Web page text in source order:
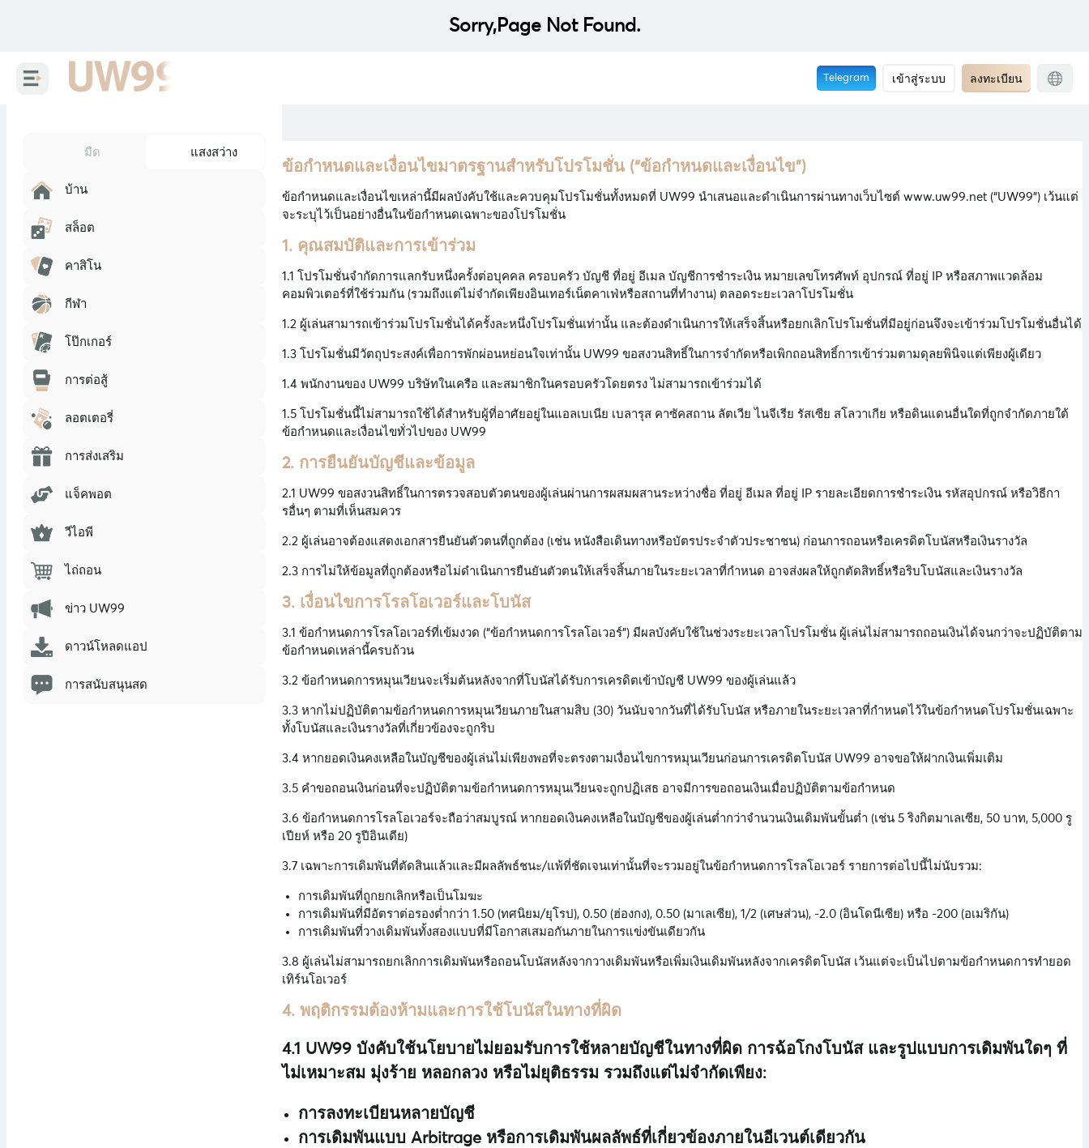
Sorry,Page Not Found.
Telegram เข้าสู่ระบบ ลงทะเบียน
มืด แสงสว่าง
บ้าน
สล็อต
คาสิโน
กีฬา
โป๊กเกอร์
การต่อสู้
ลอตเตอรี่
การส่งเสริม
แจ็คพอต
วีไอพี
ไถ่ถอน
ข่าว UW99
ดาวน์โหลดแอป
การสนับสนุนสด
ข้อกำหนดและเงื่อนไขมาตรฐานสำหรับโปรโมชั่น (“ข้อกำหนดและเงื่อนไข”)
ข้อกำหนดและเงื่อนไขเหล่านี้มีผลบังคับใช้และควบคุมโปรโมชั่นทั้งหมดที่ UW99 นำเสนอและดำเนินการผ่านทางเว็บไซต์ www.uw99.net (“UW99”) เว้นแต่
จะระบุไว้เป็นอย่างอื่นในข้อกำหนดเฉพาะของโปรโมชั่น
1. คุณสมบัติและการเข้าร่วม
1.1 โปรโมชั่นจำกัดการแลกรับหนึ่งครั้งต่อบุคคล ครอบครัว บัญชี ที่อยู่ อีเมล บัญชีการชำระเงิน หมายเลขโทรศัพท์ อุปกรณ์ ที่อยู่ IP หรือสภาพแวดล้อม
คอมพิวเตอร์ที่ใช้ร่วมกัน (รวมถึงแต่ไม่จำกัดเพียงอินเทอร์เน็ตคาเฟ่หรือสถานที่ทำงาน) ตลอดระยะเวลาโปรโมชั่น
1.2 ผู้เล่นสามารถเข้าร่วมโปรโมชั่นได้ครั้งละหนึ่งโปรโมชั่นเท่านั้น และต้องดำเนินการให้เสร็จสิ้นหรือยกเลิกโปรโมชั่นที่มีอยู่ก่อนจึงจะเข้าร่วมโปรโมชั่นอื่นได้
1.3 โปรโมชั่นมีวัตถุประสงค์เพื่อการพักผ่อนหย่อนใจเท่านั้น UW99 ขอสงวนสิทธิ์ในการจำกัดหรือเพิกถอนสิทธิ์การเข้าร่วมตามดุลยพินิจแต่เพียงผู้เดียว
1.4 พนักงานของ UW99 บริษัทในเครือ และสมาชิกในครอบครัวโดยตรง ไม่สามารถเข้าร่วมได้
1.5 โปรโมชั่นนี้ไม่สามารถใช้ได้สำหรับผู้ที่อาศัยอยู่ในแอลเบเนีย เบลารุส คาซัคสถาน ลัตเวีย ไนจีเรีย รัสเซีย สโลวาเกีย หรือดินแดนอื่นใดที่ถูกจำกัดภายใต้
ข้อกำหนดและเงื่อนไขทั่วไปของ UW99
2. การยืนยันบัญชีและข้อมูล
2.1 UW99 ขอสงวนสิทธิ์ในการตรวจสอบตัวตนของผู้เล่นผ่านการผสมผสานระหว่างชื่อ ที่อยู่ อีเมล ที่อยู่ IP รายละเอียดการชำระเงิน รหัสอุปกรณ์ หรือวิธีกา
รอื่นๆ ตามที่เห็นสมควร
2.2 ผู้เล่นอาจต้องแสดงเอกสารยืนยันตัวตนที่ถูกต้อง (เช่น หนังสือเดินทางหรือบัตรประจำตัวประชาชน) ก่อนการถอนหรือเครดิตโบนัสหรือเงินรางวัล
2.3 การไม่ให้ข้อมูลที่ถูกต้องหรือไม่ดำเนินการยืนยันตัวตนให้เสร็จสิ้นภายในระยะเวลาที่กำหนด อาจส่งผลให้ถูกตัดสิทธิ์หรือริบโบนัสและเงินรางวัล
3. เงื่อนไขการโรลโอเวอร์และโบนัส
3.1 ข้อกำหนดการโรลโอเวอร์ที่เข้มงวด (“ข้อกำหนดการโรลโอเวอร์”) มีผลบังคับใช้ในช่วงระยะเวลาโปรโมชั่น ผู้เล่นไม่สามารถถอนเงินได้จนกว่าจะปฏิบัติตาม
ข้อกำหนดเหล่านี้ครบถ้วน
3.2 ข้อกำหนดการหมุนเวียนจะเริ่มต้นหลังจากที่โบนัสได้รับการเครดิตเข้าบัญชี UW99 ของผู้เล่นแล้ว
3.3 หากไม่ปฏิบัติตามข้อกำหนดการหมุนเวียนภายในสามสิบ (30) วันนับจากวันที่ได้รับโบนัส หรือภายในระยะเวลาที่กำหนดไว้ในข้อกำหนดโปรโมชั่นเฉพาะ
ทั้งโบนัสและเงินรางวัลที่เกี่ยวข้องจะถูกริบ
3.4 หากยอดเงินคงเหลือในบัญชีของผู้เล่นไม่เพียงพอที่จะตรงตามเงื่อนไขการหมุนเวียนก่อนการเครดิตโบนัส UW99 อาจขอให้ฝากเงินเพิ่มเติม
3.5 คำขอถอนเงินก่อนที่จะปฏิบัติตามข้อกำหนดการหมุนเวียนจะถูกปฏิเสธ อาจมีการขอถอนเงินเมื่อปฏิบัติตามข้อกำหนด
3.6 ข้อกำหนดการโรลโอเวอร์จะถือว่าสมบูรณ์ หากยอดเงินคงเหลือในบัญชีของผู้เล่นต่ำกว่าจำนวนเงินเดิมพันขั้นต่ำ (เช่น 5 ริงกิตมาเลเซีย, 50 บาท, 5,000 รู
เปียห์ หรือ 20 รูปีอินเดีย)
3.7 เฉพาะการเดิมพันที่ตัดสินแล้วและมีผลลัพธ์ชนะ/แพ้ที่ชัดเจนเท่านั้นที่จะรวมอยู่ในข้อกำหนดการโรลโอเวอร์ รายการต่อไปนี้ไม่นับรวม:
การเดิมพันที่ถูกยกเลิกหรือเป็นโมฆะ
การเดิมพันที่มีอัตราต่อรองต่ำกว่า 1.50 (ทศนิยม/ยุโรป), 0.50 (ฮ่องกง), 0.50 (มาเลเซีย), 1/2 (เศษส่วน), -2.0 (อินโดนีเซีย) หรือ -200 (อเมริกัน)
การเดิมพันที่วางเดิมพันทั้งสองแบบที่มีโอกาสเสมอกันภายในการแข่งขันเดียวกัน
3.8 ผู้เล่นไม่สามารถยกเลิกการเดิมพันหรือถอนโบนัสหลังจากวางเดิมพันหรือเพิ่มเงินเดิมพันหลังจากเครดิตโบนัส เว้นแต่จะเป็นไปตามข้อกำหนดการทำยอด
เทิร์นโอเวอร์
4. พฤติกรรมต้องห้ามและการใช้โบนัสในทางที่ผิด
4.1 UW99 บังคับใช้นโยบายไม่ยอมรับการใช้หลายบัญชีในทางที่ผิด การฉ้อโกงโบนัส และรูปแบบการเดิมพันใดๆ ที่
ไม่เหมาะสม มุ่งร้าย หลอกลวง หรือไม่ยุติธรรม รวมถึงแต่ไม่จำกัดเพียง:
การลงทะเบียนหลายบัญชี
การเดิมพันแบบ Arbitrage หรือการเดิมพันผลลัพธ์ที่เกี่ยวข้องภายในอีเวนต์เดียวกัน